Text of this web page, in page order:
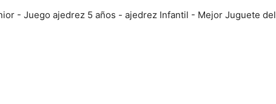
- Juego ajedrez 5 años - ajedrez Infantil - Mejor Juguete del